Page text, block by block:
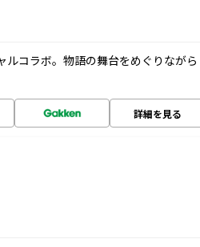
コラボ。物語の舞台をめぐりながら
詳細を見る